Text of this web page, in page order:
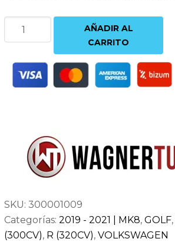
ADMISIÓN
CARBONO
TUNING
VOLKSWAGEN
EA888
GEN.4
AÑADIR AL
CARRITO
SKU: 300001009
Categorías: 2019 - 2021 | MK8, GOLF,
(300CV), R (320CV), VOLKSWAGEN